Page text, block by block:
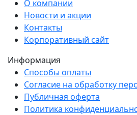
О компании
Новости и акции
Контакты
Корпоративный сайт
Информация
Способы оплаты
Согласие на обработку
Публичная оферта
Политика